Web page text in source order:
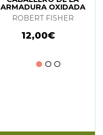
ARMADURA OXIDADA
(CARTONE), EL
ROBERT FISHER
12,00€